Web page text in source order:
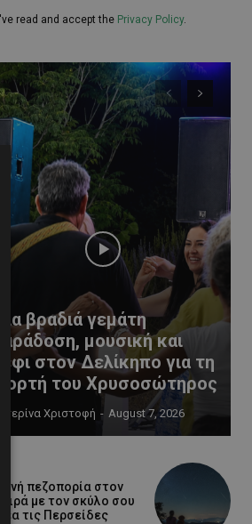
read and accept the Privacy Policy.
Μια βραδιά γεμάτη
παράδοση, μουσική και
κέφι στον Δελίκηπο για τη
γιορτή του Χρυσοσώτηρος
Χριστοφή - August 7, 2026
πεζοπορία στον
με τον σκύλο σου
θέα τις Περσείδες